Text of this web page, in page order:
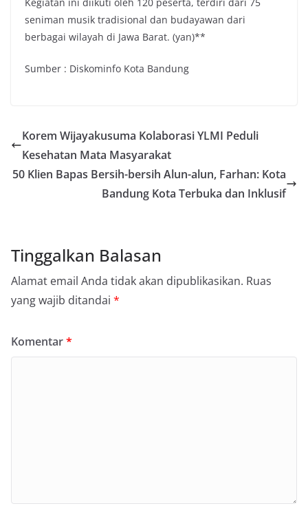
seniman musik tradisional dan budayawan dari
berbagai wilayah di Jawa Barat. (yan)**
Sumber : Diskominfo Kota Bandung
Korem Wijayakusuma Kolaborasi YLMI Peduli
Kesehatan Mata Masyarakat
50 Klien Bapas Bersih-bersih Alun-alun, Farhan: Kota
Bandung Kota Terbuka dan Inklusif
Tinggalkan Balasan
Alamat email Anda tidak akan dipublikasikan. Ruas
yang wajib ditandai *
Komentar*